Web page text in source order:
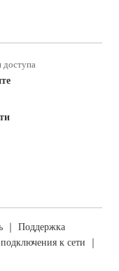
доступа
｜ Поддержка
к сети ｜